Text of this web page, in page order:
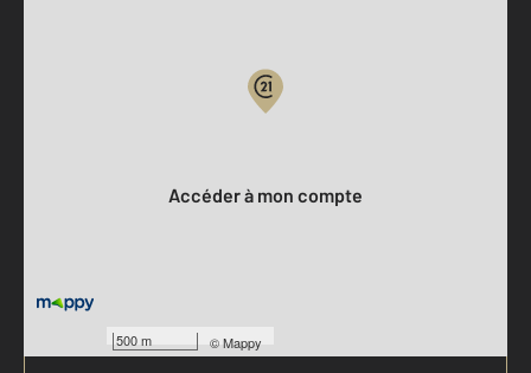
500 m ©Mappy
Accéder à mon compte